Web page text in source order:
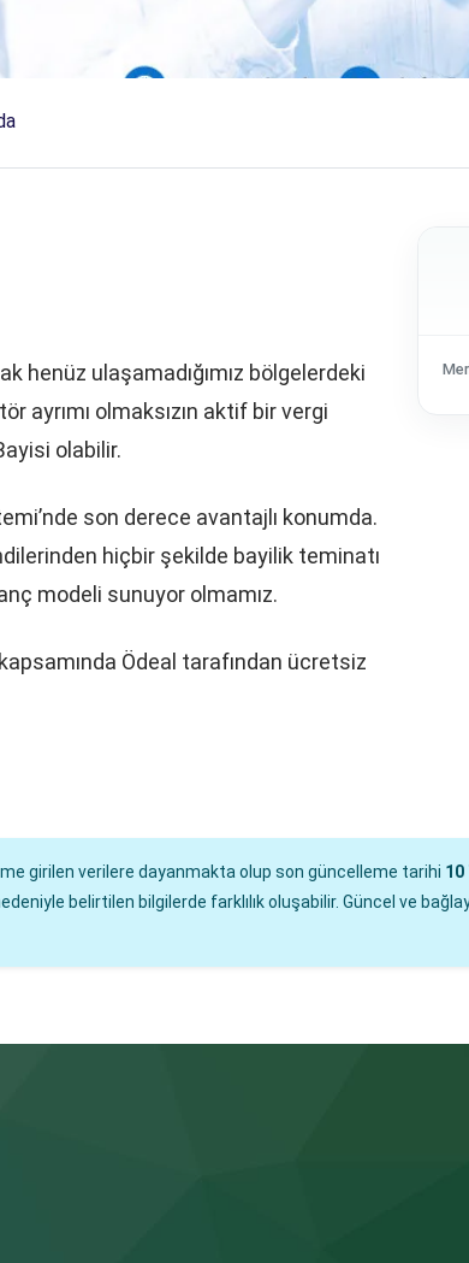
henüz ulaşamadığımız bölgelerdeki
ayrımı olmaksızın aktif bir vergi
olabilir.
son derece avantajlı konumda.
hiçbir şekilde bayilik teminatı
modeli sunuyor olmamız.
Ödeal tarafından ücretsiz
girilen verilere dayanmakta olup son güncelleme tarihi 10
belirtilen bilgilerde farklılık oluşabilir. Güncel ve